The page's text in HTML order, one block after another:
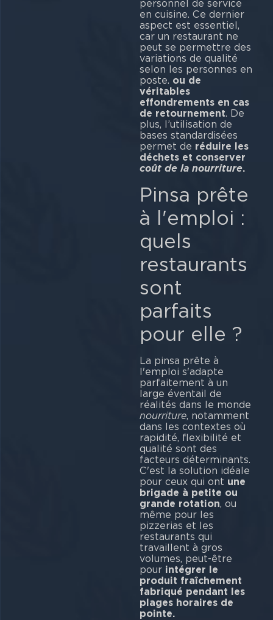
personnel de service
en cuisine. Ce dernier
aspect est essentiel,
car un restaurant ne
peut se permettre des
variations de qualité
selon les personnes en
poste. ou de
véritables
effondrements en cas
de retournement. De
plus, l’utilisation de
bases standardisées
permet de réduire les
déchets et conserver
coût de la nourriture.
Pinsa prête
à l'emploi :
quels
restaurants
sont
parfaits
pour elle ?
La pinsa prête à
l'emploi s'adapte
parfaitement à un
large éventail de
réalités dans le monde
nourriture, notamment
dans les contextes où
rapidité, flexibilité et
qualité sont des
facteurs déterminants.
C'est la solution idéale
pour ceux qui ont une
brigade à petite ou
grande rotation, ou
même pour les
pizzerias et les
restaurants qui
travaillent à gros
volumes, peut-être
pour intégrer le
produit fraîchement
fabriqué pendant les
plages horaires de
pointe.